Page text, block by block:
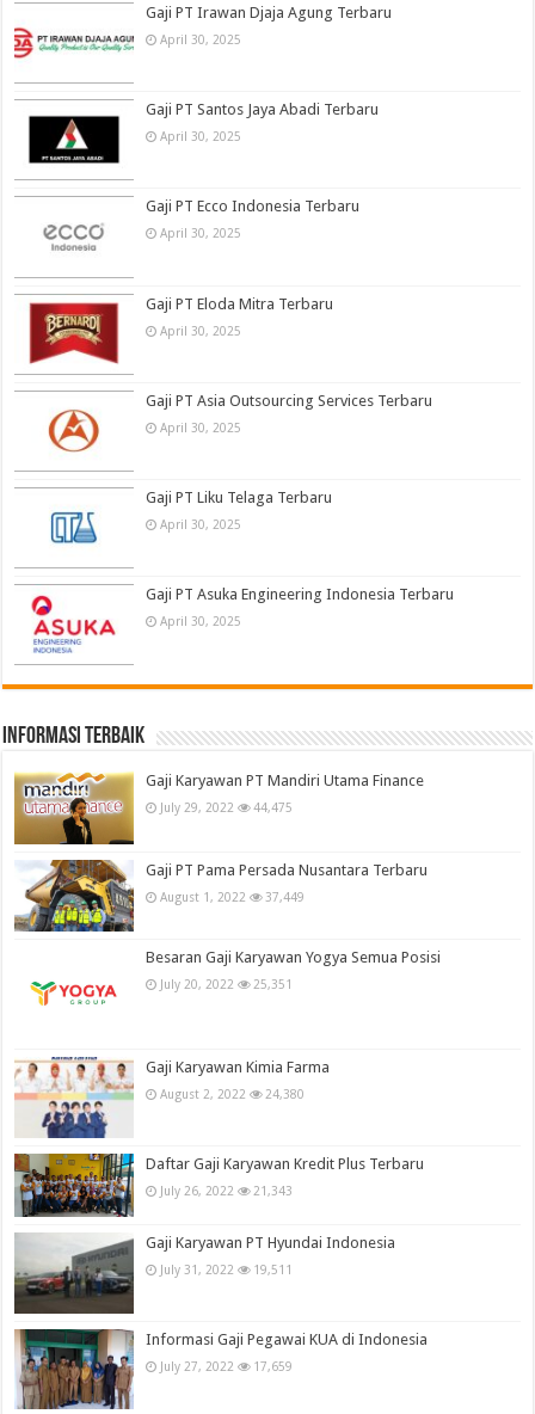
Gaji PT Irawan Djaja Agung Terbaru
April 30, 2025
Gaji PT Santos Jaya Abadi Terbaru
April 30, 2025
Gaji PT Ecco Indonesia Terbaru
April 30, 2025
Gaji PT Eloda Mitra Terbaru
April 30, 2025
Gaji PT Asia Outsourcing Services Terbaru
April 30, 2025
Gaji PT Liku Telaga Terbaru
April 30, 2025
Gaji PT Asuka Engineering Indonesia Terbaru
April 30, 2025
informasi terbaik
Gaji Karyawan PT Mandiri Utama Finance
July 29, 2022 44,475
Gaji PT Pama Persada Nusantara Terbaru
August 1, 2022 37,449
Besaran Gaji Karyawan Yogya Semua Posisi
July 20, 2022 25,351
Gaji Karyawan Kimia Farma
August 2, 2022 24,380
Daftar Gaji Karyawan Kredit Plus Terbaru
July 26, 2022 21,343
Gaji Karyawan PT Hyundai Indonesia
July 31, 2022 19,511
Informasi Gaji Pegawai KUA di Indonesia
July 27, 2022 17,659